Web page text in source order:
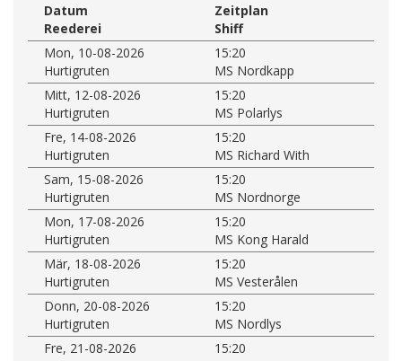
Datum
Zeitplan
Reederei
Shiff
Mon, 10-08-2026
15:20
Hurtigruten
MS Nordkapp
Mitt, 12-08-2026
15:20
Hurtigruten
MS Polarlys
Fre, 14-08-2026
15:20
Hurtigruten
MS Richard With
Sam, 15-08-2026
15:20
Hurtigruten
MS Nordnorge
Mon, 17-08-2026
15:20
Hurtigruten
MS Kong Harald
Mär, 18-08-2026
15:20
Hurtigruten
MS Vesterålen
Donn, 20-08-2026
15:20
Hurtigruten
MS Nordlys
Fre, 21-08-2026
15:20